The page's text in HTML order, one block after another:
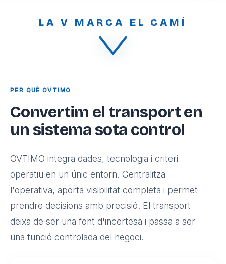
LA V MARCA EL CAMÍ
PER QUÈ OVTIMO
Convertim el transport en
un sistema sota control
OVTIMO integra dades, tecnologia i criteri
operatiu en un únic entorn. Centralitza
l'operativa, aporta visibilitat completa i permet
prendre decisions amb precisió. El transport
deixa de ser una font d'incertesa i passa a ser
una funció controlada del negoci.